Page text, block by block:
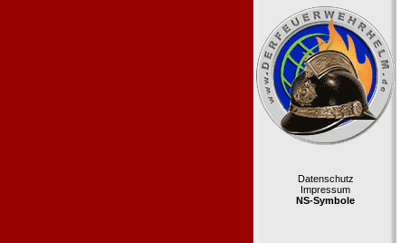
Datenschutz
Impressum
NS-Symbole